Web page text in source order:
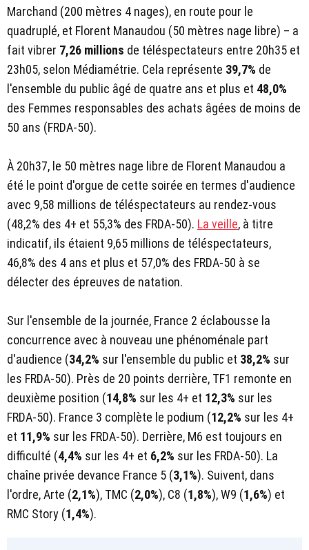
Marchand (200 mètres 4 nages), en route pour le
quadruplé, et Florent Manaudou (50 mètres nage libre) – a
fait vibrer 7,26 millions de téléspectateurs entre 20h35 et
23h05, selon Médiamétrie. Cela représente 39,7% de
l'ensemble du public âgé de quatre ans et plus et 48,0%
des Femmes responsables des achats âgées de moins de
50 ans (FRDA-50).
À 20h37, le 50 mètres nage libre de Florent Manaudou a
été le point d'orgue de cette soirée en termes d'audience
avec 9,58 millions de téléspectateurs au rendez-vous
(48,2% des 4+ et 55,3% des FRDA-50). La veille, à titre
indicatif, ils étaient 9,65 millions de téléspectateurs,
46,8% des 4 ans et plus et 57,0% des FRDA-50 à se
délecter des épreuves de natation.
Sur l'ensemble de la journée, France 2 éclabousse la
concurrence avec à nouveau une phénoménale part
d'audience (34,2% sur l'ensemble du public et 38,2% sur
les FRDA-50). Près de 20 points derrière, TF1 remonte en
deuxième position (14,8% sur les 4+ et 12,3% sur les
FRDA-50). France 3 complète le podium (12,2% sur les 4+
et 11,9% sur les FRDA-50). Derrière, M6 est toujours en
difficulté (4,4% sur les 4+ et 6,2% sur les FRDA-50). La
chaîne privée devance France 5 (3,1%). Suivent, dans
l'ordre, Arte (2,1%), TMC (2,0%), C8 (1,8%), W9 (1,6%) et
RMC Story (1,4%).